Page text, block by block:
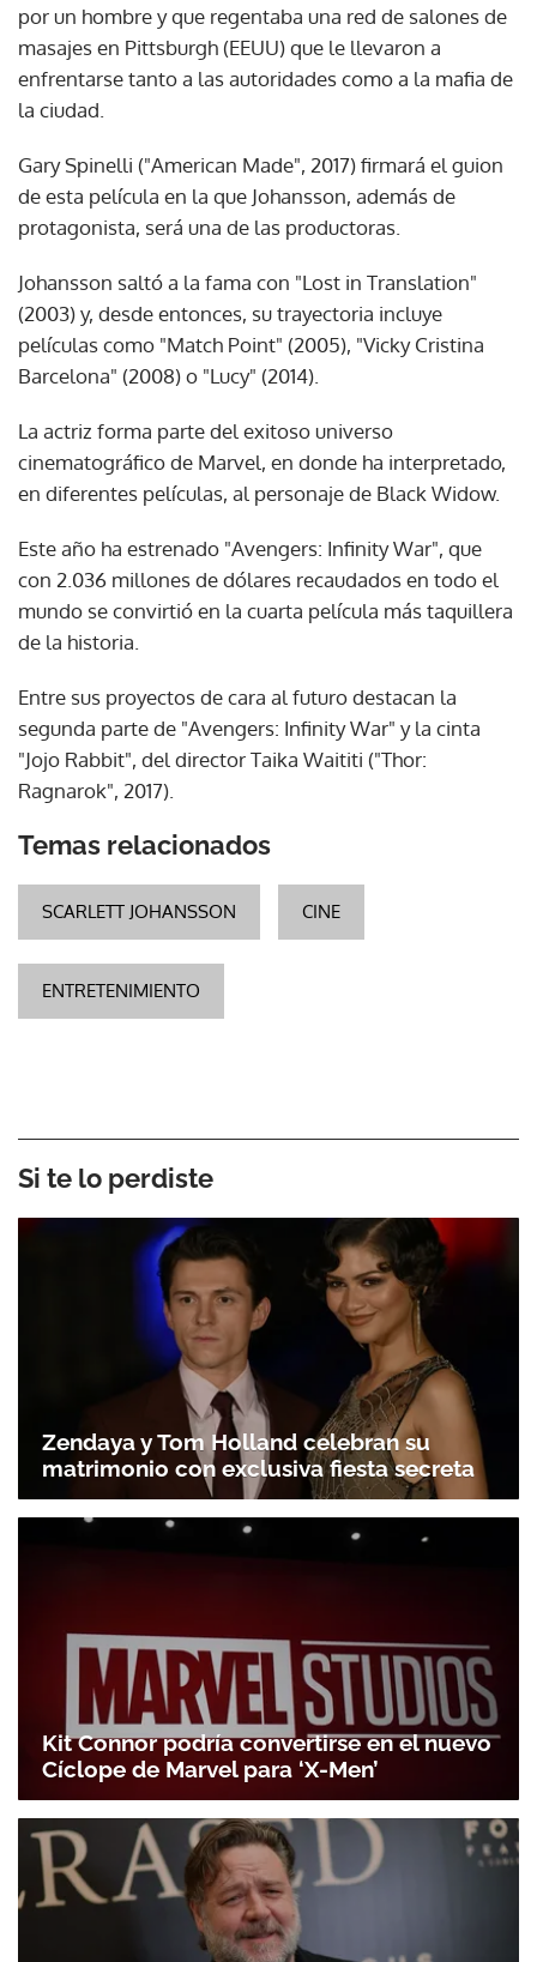
por un hombre y que regentaba una red de salones de
masajes en Pittsburgh (EEUU) que le llevaron a
enfrentarse tanto a las autoridades como a la mafia de
la ciudad.
Gary Spinelli ("American Made", 2017) firmará el guion
de esta película en la que Johansson, además de
protagonista, será una de las productoras.
Johansson saltó a la fama con "Lost in Translation"
(2003) y, desde entonces, su trayectoria incluye
películas como "Match Point" (2005), "Vicky Cristina
Barcelona" (2008) o "Lucy" (2014).
La actriz forma parte del exitoso universo
cinematográfico de Marvel, en donde ha interpretado,
en diferentes películas, al personaje de Black Widow.
Este año ha estrenado "Avengers: Infinity War", que
con 2.036 millones de dólares recaudados en todo el
mundo se convirtió en la cuarta película más taquillera
de la historia.
Entre sus proyectos de cara al futuro destacan la
segunda parte de "Avengers: Infinity War" y la cinta
"Jojo Rabbit", del director Taika Waititi ("Thor:
Ragnarok", 2017).
Temas relacionados
SCARLETT JOHANSSON CINE
ENTRETENIMIENTO
Si te lo perdiste
Zendaya y Tom Holland celebran su
matrimonio con exclusiva fiesta secreta
Kit Connor podría convertirse en el nuevo
Cíclope de Marvel para ‘X-Men’